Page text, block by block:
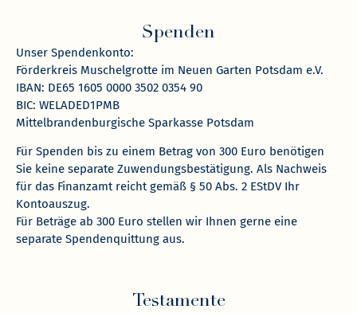
Spenden
Unser Spendenkonto:
Förderkreis Muschelgrotte im Neuen Garten Potsdam e.V.
IBAN: DE65 1605 0000 3502 0354 90
BIC: WELADED1PMB
Mittelbrandenburgische Sparkasse Potsdam
Für Spenden bis zu einem Betrag von 300 Euro benötigen
Sie keine separate Zuwendungsbestätigung. Als Nachweis
für das Finanzamt reicht gemäß § 50 Abs. 2 EStDV Ihr
Kontoauszug.
Für Beträge ab 300 Euro stellen wir Ihnen gerne eine
separate Spendenquittung aus.
Testamente